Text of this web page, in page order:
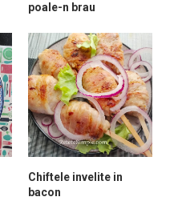
poale-n brau
Chiftele invelite in
bacon